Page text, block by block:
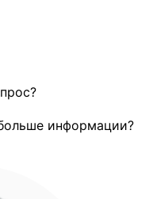
информации?